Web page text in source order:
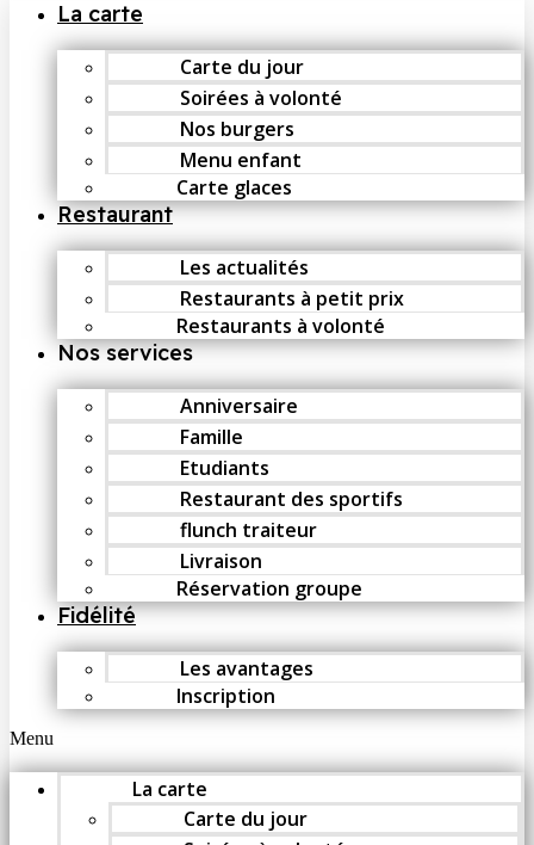
La carte
Carte du jour
Soirées à volonté
Nos burgers
Menu enfant
Carte glaces
Restaurant
Les actualités
Restaurants à petit prix
Restaurants à volonté
Nos services
Anniversaire
Famille
Etudiants
Restaurant des sportifs
flunch traiteur
Livraison
Réservation groupe
Fidélité
Les avantages
Inscription
Menu
La carte
Carte du jour